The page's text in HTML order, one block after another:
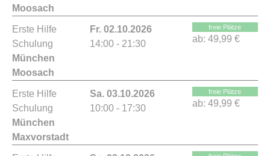
Moosach
Erste Hilfe
Schulung
München
Moosach
Fr. 02.10.2026
14:00 - 21:30
freie Plätze
ab: 49,99 €
Erste Hilfe
Schulung
München
Maxvorstadt
Sa. 03.10.2026
10:00 - 17:30
freie Plätze
ab: 49,99 €